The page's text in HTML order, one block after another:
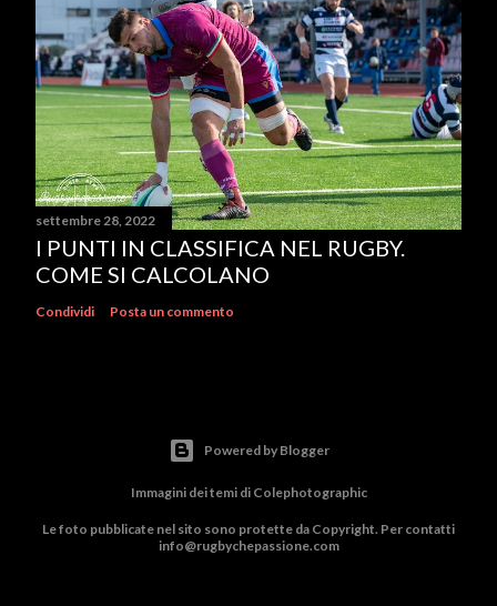
settembre 28, 2022
I PUNTI IN CLASSIFICA NEL RUGBY.
COME SI CALCOLANO
Condividi Posta un commento
Powered by Blogger
Immagini dei temi di Colephotographic
Le foto pubblicate nel sito sono protette da Copyright. Per contatti
info@rugbychepassione.com